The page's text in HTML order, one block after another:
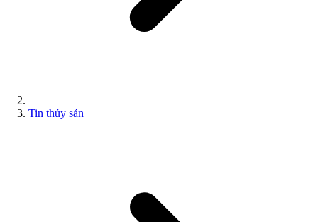
Tin thủy sản